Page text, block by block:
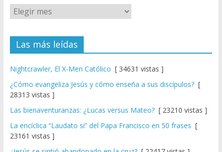
Las más leídas
Nightcrawler, El X-Men Católico [ 34631 vistas ]
¿Cómo evangeliza Jesús y cómo enseña a sus discípulos?[
28313 vistas ]
Las bienaventuranzas: ¿Lucas versus Mateo?[ 23210 vistas ]
La encíclica “Laudato si” del Papa Francisco en 50 frases [
23161 vistas ]